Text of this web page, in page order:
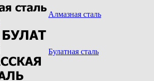
Алмазная сталь
Булатная сталь